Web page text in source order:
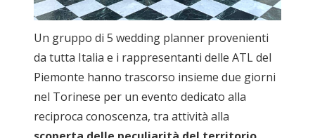
Un gruppo di 5 wedding planner provenienti
da tutta Italia e i rappresentanti delle ATL del
Piemonte hanno trascorso insieme due giorni
nel Torinese per un evento dedicato alla
reciproca conoscenza, tra attività alla